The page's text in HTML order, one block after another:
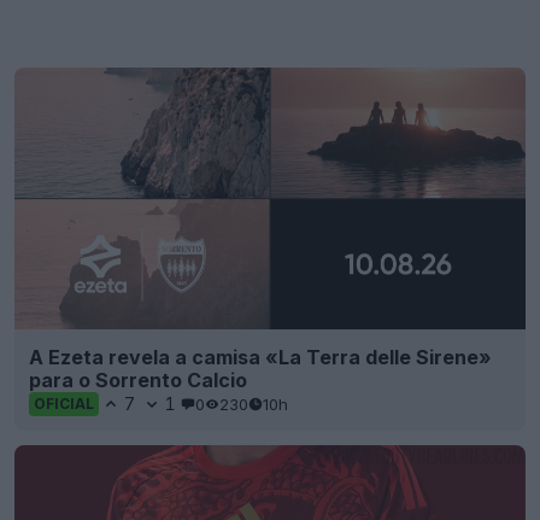
A Ezeta revela a camisa «La Terra delle Sirene»
para o Sorrento Calcio
OFICIAL 7 1 0 230 10h